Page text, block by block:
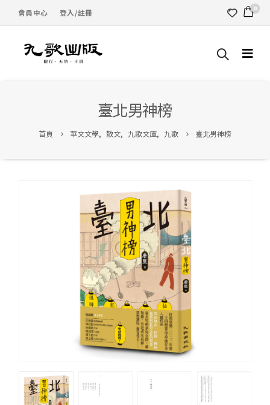
會員中心 登入/註冊 0
臺北男神榜
首頁 華文文學, 散文, 九歌文庫, 九歌 臺北男神榜